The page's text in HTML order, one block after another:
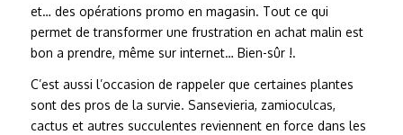
et… des opérations promo en magasin. Tout ce qui
permet de transformer une frustration en achat malin est
bon a prendre, même sur internet… Bien-sûr !.
C’est aussi l’occasion de rappeler que certaines plantes
sont des pros de la survie. Sansevieria, zamioculcas,
cactus et autres succulentes reviennent en force dans les